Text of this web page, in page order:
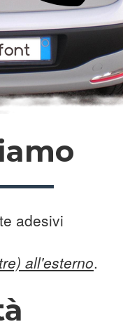
adesivi
all'esterno.